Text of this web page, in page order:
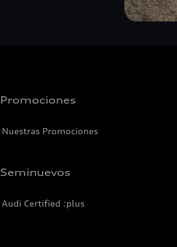
Promociones
Nuestras Promociones
Seminuevos
Audi Certified :plus